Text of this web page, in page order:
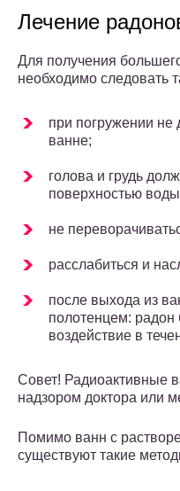
Лечение
Для получения
необходимо следовать
при погружении не
ванне;
голова и грудь
поверхностью
не
расслабиться и
после выхода из
полотенцем: радон
воздействие в
Совет! Радиоактивные
надзором доктора или
Помимо ванн с
существуют такие